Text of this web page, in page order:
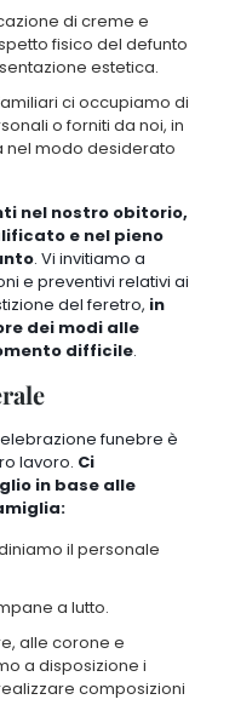
di creme e
fisico del defunto
estetica.
ci occupiamo di
o forniti da noi, in
modo desiderato
nel nostro obitorio,
e nel pieno
. Vi invitiamo a
e preventivi relativi ai
del feretro, in
dei modi alle
difficile.
funebre è
lavoro. Ci
in base alle
il personale
a lutto.
alle corone e
a disposizione i
composizioni